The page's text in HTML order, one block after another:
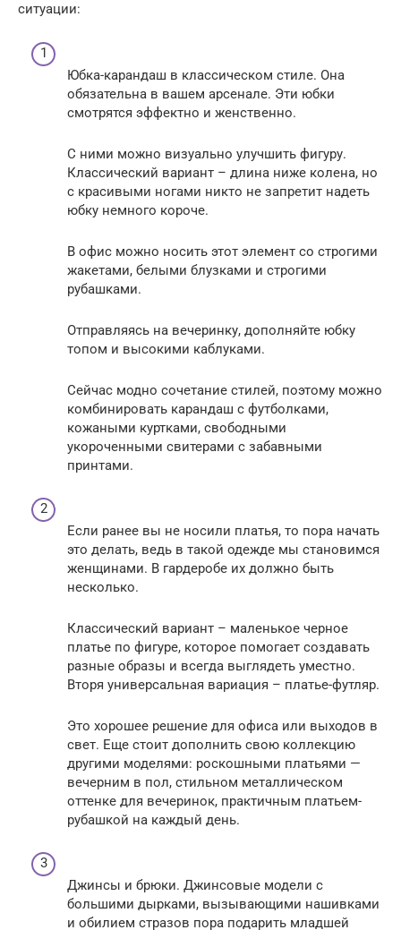
ситуации:
Юбка-карандаш в классическом стиле. Она
обязательна в вашем арсенале. Эти юбки
смотрятся эффектно и женственно.
С ними можно визуально улучшить фигуру.
Классический вариант – длина ниже колена, но
с красивыми ногами никто не запретит надеть
юбку немного короче.
В офис можно носить этот элемент со строгими
жакетами, белыми блузками и строгими
рубашками.
Отправляясь на вечеринку, дополняйте юбку
топом и высокими каблуками.
Сейчас модно сочетание стилей, поэтому можно
комбинировать карандаш с футболками,
кожаными куртками, свободными
укороченными свитерами с забавными
принтами.
Если ранее вы не носили платья, то пора начать
это делать, ведь в такой одежде мы становимся
женщинами. В гардеробе их должно быть
несколько.
Классический вариант – маленькое черное
платье по фигуре, которое помогает создавать
разные образы и всегда выглядеть уместно.
Вторя универсальная вариация – платье-футляр.
Это хорошее решение для офиса или выходов в
свет. Еще стоит дополнить свою коллекцию
другими моделями: роскошными платьями —
вечерним в пол, стильном металлическом
оттенке для вечеринок, практичным платьем-
рубашкой на каждый день.
Джинсы и брюки. Джинсовые модели с
большими дырками, вызывающими нашивками
и обилием стразов пора подарить младшей